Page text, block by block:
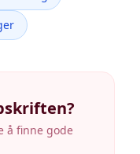
å finne gode